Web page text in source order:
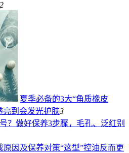
2
夏季必备的3大“角质橡皮
亮到会发光护肤3
？做好保养3步骤，毛孔、泛红别
原因及保养对策“这型”控油反而更